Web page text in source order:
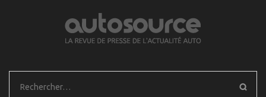
Rechercher :